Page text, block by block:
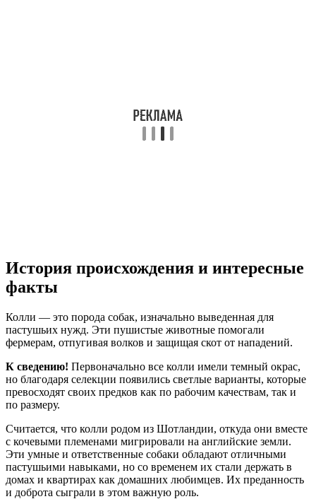
История происхождения и интересные
факты
Колли — это порода собак, изначально выведенная для
пастушьих нужд. Эти пушистые животные помогали
фермерам, отпугивая волков и защищая скот от нападений.
К сведению! Первоначально все колли имели темный окрас,
но благодаря селекции появились светлые варианты, которые
превосходят своих предков как по рабочим качествам, так и
по размеру.
Считается, что колли родом из Шотландии, откуда они вместе
с кочевыми племенами мигрировали на английские земли.
Эти умные и ответственные собаки обладают отличными
пастушьими навыками, но со временем их стали держать в
домах и квартирах как домашних любимцев. Их преданность
и доброта сыграли в этом важную роль.